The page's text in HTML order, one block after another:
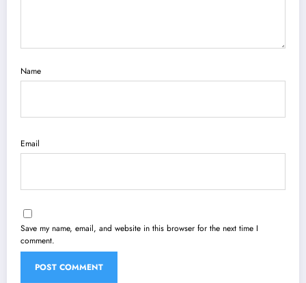
Name
Email
Save my name, email, and website in this browser for the next time I
comment.